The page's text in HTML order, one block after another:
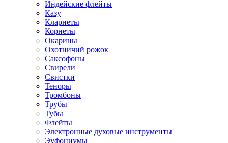
Индейские флейты
Казу
Кларнеты
Корнеты
Окарины
Охотничий рожок
Саксофоны
Свирели
Свистки
Теноры
Тромбоны
Трубы
Тубы
Флейты
Электронные духовые инструменты
Эуфониумы